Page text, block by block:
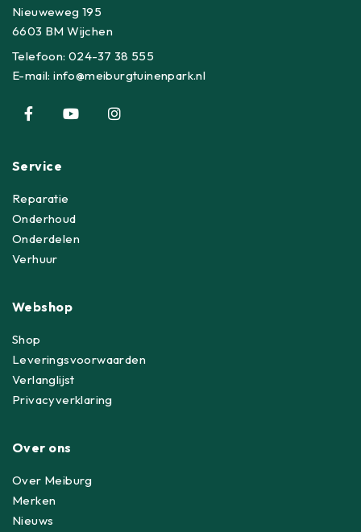
Nieuweweg 195
6603 BM Wijchen
Telefoon:024-37 38 555
E-mail:info@meiburgtuinenpark.nl
Service
Reparatie
Onderhoud
Onderdelen
Verhuur
Webshop
Shop
Leveringsvoorwaarden
Verlanglijst
Privacyverklaring
Over ons
Over Meiburg
Merken
Nieuws